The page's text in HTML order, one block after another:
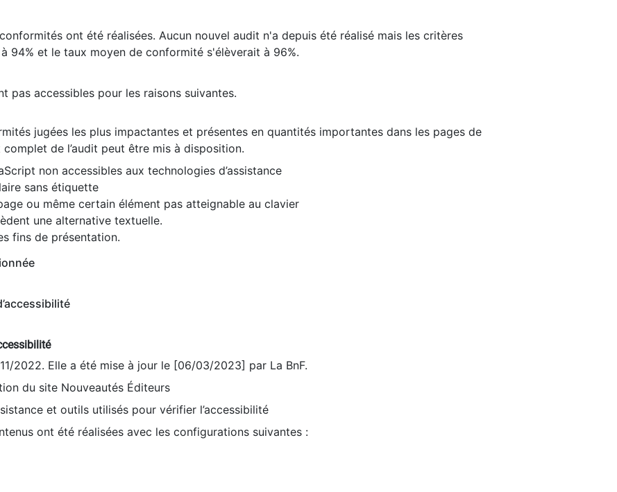
ont été réalisées. Aucun nouvel audit n'a depuis été réalisé mais les critères
94% et le taux moyen de conformité s'élèverait à 96%.
pas accessibles pour les raisons suivantes.
jugées les plus impactantes et présentes en quantités importantes dans les pages de
complet de l’audit peut être mis à disposition.
non accessibles aux technologies d’assistance
sans étiquette
ou même certain élément pas atteignable au clavier
une alternative textuelle.
fins de présentation.
2022. Elle a été mise à jour le [06/03/2023] par La BnF.
du site Nouveautés Éditeurs
et outils utilisés pour vérifier l’accessibilité
ont été réalisées avec les configurations suivantes :